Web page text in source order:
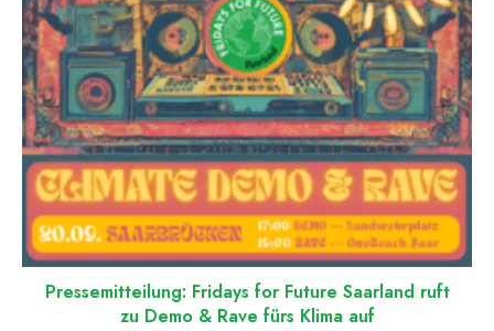
Pressemitteilung: Fridays for Future Saarland ruft
zu Demo & Rave fürs Klima auf